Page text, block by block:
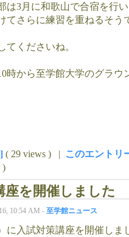
は3月に和歌山で合宿を行
てさらに練習を重ねるそう
てくださいね。
時から至学館大学のグラウ
( 29 views ) | このエントリ
)
座を開催しました
10:54 AM - 至学館ニュース
に入試対策講座を開催しま